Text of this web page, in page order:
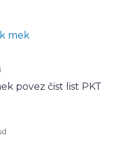
povez čist list PKT